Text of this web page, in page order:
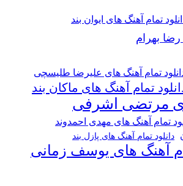
تمام آهنگ های ایوان بند
رضا بهرام
تمام آهنگ های علیرضا طلیسچی
تمام آهنگ های ماکان بند
مرتضی اشرفی
تمام آهنگ های مهدی احمدوند
دانلود تمام آهنگ های پازل بند
آهنگ های یوسف زمانی